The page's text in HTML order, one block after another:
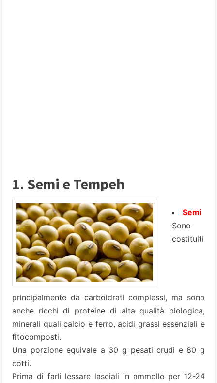
1. Semi e Tempeh
Semi
Sono
costituiti
principalmente da carboidrati complessi, ma sono
anche ricchi di proteine di alta qualità biologica,
minerali quali calcio e ferro, acidi grassi essenziali e
fitocomposti.
Una porzione equivale a 30 g pesati crudi e 80 g
cotti.
Prima di farli lessare lasciali in ammollo per 12-24